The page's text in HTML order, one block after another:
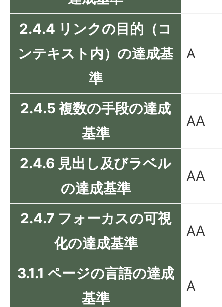
2.4.4 リンクの目的（コ
ンテキスト内）の達成基
準
A
2.4.5 複数の手段の達成
基準
AA
2.4.6 見出し及びラベル
の達成基準
AA
2.4.7 フォーカスの可視
化の達成基準
AA
3.1.1 ページの言語の達成
基準
A